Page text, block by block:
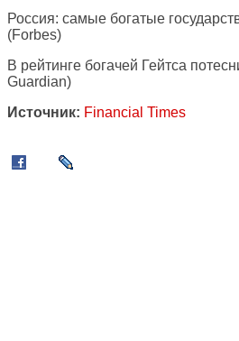
Россия: самые богатые
(Forbes)
В рейтинге богачей Гейтса
Guardian)
Источник: Financial Times